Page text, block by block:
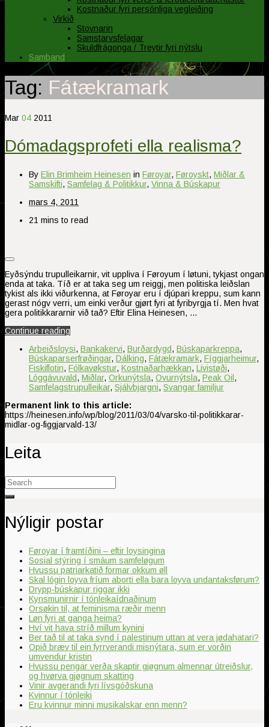
Kostnaður fyri persónliga vegleiðing
Virkið
Stovnarin
Samstarvsfelagar
Skuldfrágonga / Treytir fyri nýtslu
Samband
Tag: Fátækramark
Mar 04 2011
Dómadagsprofeti ella realisma?
By Elin Brimheim Heinesen in Føroyar, Føroyskt, Miðlar &
Samskifti, Samfelag & Politikkur, Vinna & Búskapur
mars 4, 2011
21 mins to read
Eyðsýndu trupulleikarnir, vit uppliva í Føroyum í løtuni, tykjast ongan
enda at taka. Tíð er at taka seg um reiggj, men politiska leiðslan
tykist als ikki viðurkenna, at Føroyar eru í djúpari kreppu, sum kann
gerast nógv verri, um einki verður gjørt fyri at fyribyrgja tí. Men hvat
gera politikkararnir við tað? Eftir Elina Heinesen, …
Continue reading
Arbeiðsloysi, Bankakervi, Burðardygd, Búskaparkreppa,
Búskaparserfrøðingar, Dálking, Fátækramark, Fíggjarheimur,
Fiskiflotin, Fólkavøkstur, Kostnaðarhækkan, Livistøði,
Lóggávuvald, Miðlar, Orkunýtsla, Ovurnýtsla, Peak Oil ,
Samfelagstrupulleikar, Sjálvbjargni, Svangar familjur
Permanent link to this article:
https://heinesen.info/wp/blog/2011/03/04/varsko-til-politikkarar-
midlar-og-figgjarvald-13/
Leita
Search
for:
Nýligir postar
Føroyar í framtíðini – eftir loysingina
Sosial stýring í smáum samfeløgum
Hvussu patriarkatið formar okkum øll
Skal lógin loyva fríum aborti ella bara loyva undantaksførum?
Drypp-búskapur riggar ikki
Kynsmunirnir í tónleikaídnaðinum
Orsøkin til, at feminisma ræðir menn
Løn fyri at ganga heima?
Hví vit hava stríð millum kynini
Ber tað til at taka synd í palestinum uttan at vera jødahatari?
Opið bræv til ein fyrrverandi misnýtara, sum er vorðin
umvendur kristin
Hvussu pengar verða skaptir gjøgnum almennar útreiðslur,
og hvørva gjøgnum skatting
Vinir avgerandi fyri lívsgóðskuna
Kvinnur í tónleiki
Eru kvinnur minni musikalskar enn menn?